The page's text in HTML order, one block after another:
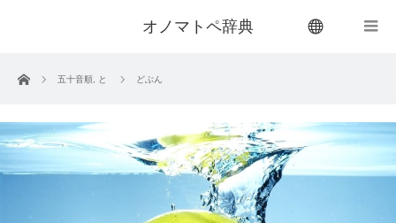
オノマトペ辞典
ホーム 五十音順 と どぶん